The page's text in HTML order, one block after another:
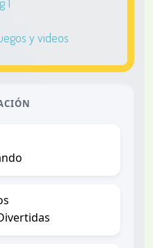
y videos